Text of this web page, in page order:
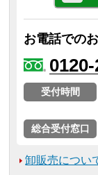
お電話での
受付時間
総合受付窓口
卸販売につい